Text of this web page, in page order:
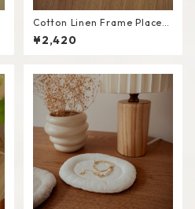
Cotton Linen Frame Placem
at #Beige
¥2,420